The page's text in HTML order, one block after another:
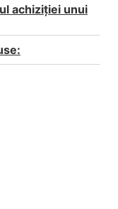
achiziției unui